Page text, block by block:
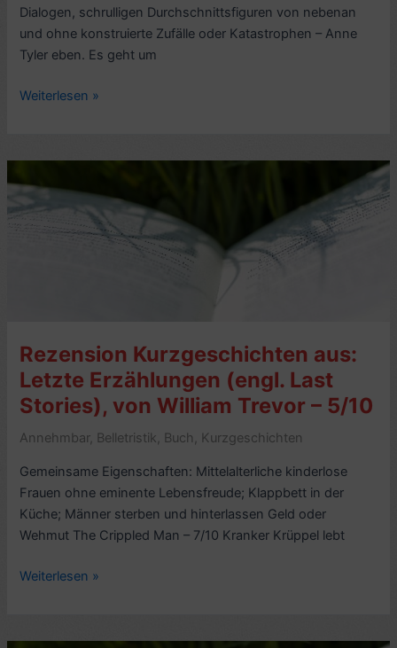
Dialogen, schrulligen Durchschnittsfiguren von nebenan
und ohne konstruierte Zufälle oder Katastrophen – Anne
Tyler eben. Es geht um
Romankritik:
im
Anne
in
June)
–
5/10
Weiterlesen »
Rezension Kurzgeschichten aus:
Letzte Erzählungen (engl. Last
Stories), von William Trevor – 5/10
Annehmbar, Belletristik, Buch , Kurzgeschichten
Gemeinsame Eigenschaften: Mittelalterliche kinderlose
Frauen ohne eminente Lebensfreude; Klappbett in der
Küche; Männer sterben und hinterlassen Geld oder
Wehmut The Crippled Man – 7/10 Kranker Krüppel lebt
Rezension
Letzte
Weiterlesen »